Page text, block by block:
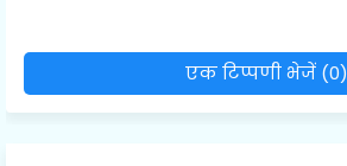
एक टिप्पणी भेजें (0)